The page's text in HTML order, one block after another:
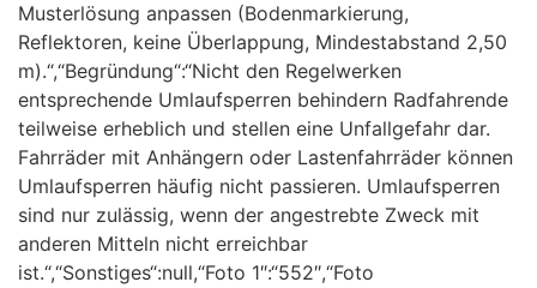
Musterlösung anpassen (Bodenmarkierung,
Reflektoren, keine Überlappung, Mindestabstand 2,50
m).“,“Begründung“:“Nicht den Regelwerken
entsprechende Umlaufsperren behindern Radfahrende
teilweise erheblich und stellen eine Unfallgefahr dar.
Fahrräder mit Anhängern oder Lastenfahrräder können
Umlaufsperren häufig nicht passieren. Umlaufsperren
sind nur zulässig, wenn der angestrebte Zweck mit
anderen Mitteln nicht erreichbar
ist.“,“Sonstiges“:null,“Foto 1″:“552″,“Foto